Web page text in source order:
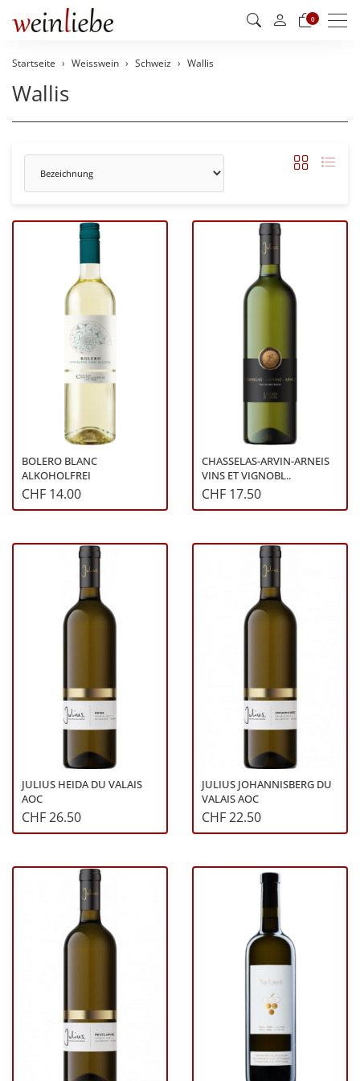
0
Startseite Weisswein Schweiz Wallis
Wallis
Sortierung
BOLERO BLANC
ALKOHOLFREI
CHF 14.00
CHASSELAS-ARVIN-ARNEIS
VINS ET VIGNOBL..
CHF 17.50
JULIUS HEIDA DU VALAIS
AOC
CHF 26.50
JULIUS JOHANNISBERG DU
VALAIS AOC
CHF 22.50